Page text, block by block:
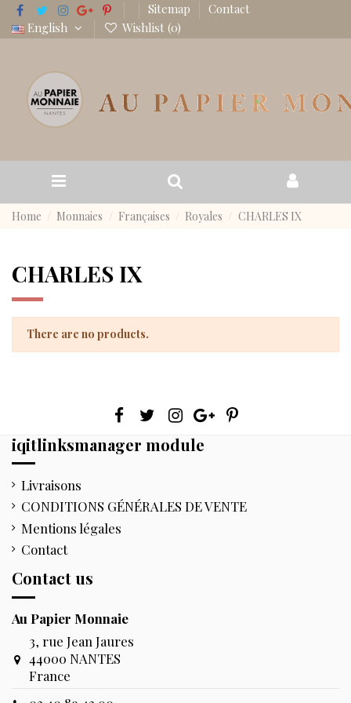
Sitemap
Contact
English
Wishlist (0)
Home Monnaies Françaises Royales CHARLES IX
CHARLES IX
There are no products.
iqitlinksmanager module
Livraisons
CONDITIONS GÉNÉRALES DE VENTE
Mentions légales
Contact
Contact us
Au Papier Monnaie
3, rue Jean Jaures
44000 NANTES
France